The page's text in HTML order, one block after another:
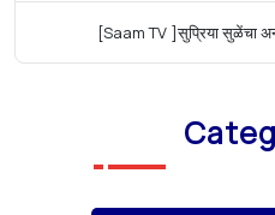
[Saam TV ]सुप्रिया सुळेंचा